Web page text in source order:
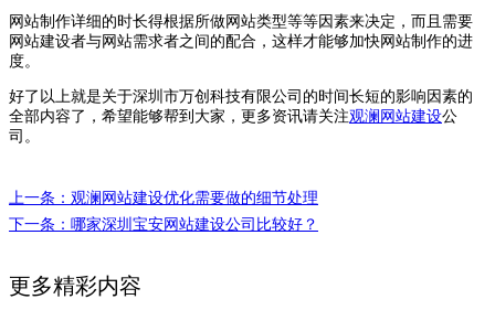
网站制作详细的时长得根据所做网站类型等等因素来决定，而且需要
网站建设者与网站需求者之间的配合，这样才能够加快网站制作的进
度。
好了以上就是关于深圳市万创科技有限公司的时间长短的影响因素的
全部内容了，希望能够帮到大家，更多资讯请关注观澜网站建设公
司。
上一条：观澜网站建设优化需要做的细节处理
下一条：哪家深圳宝安网站建设公司比较好？
更多精彩内容